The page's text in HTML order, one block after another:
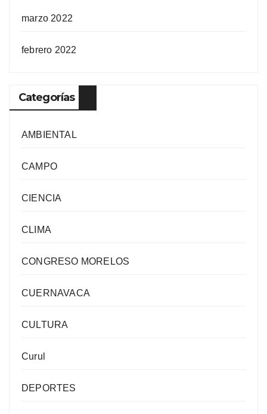
marzo 2022
febrero 2022
Categorías
AMBIENTAL
CAMPO
CIENCIA
CLIMA
CONGRESO MORELOS
CUERNAVACA
CULTURA
Curul
DEPORTES